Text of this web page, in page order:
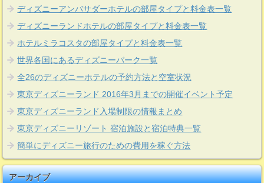
ディズニーアンバサダーホテルの部屋タイプと料金表一覧
ディズニーランドホテルの部屋タイプと料金表一覧
ホテルミラコスタの部屋タイプと料金表一覧
世界各国にあるディズニーパーク一覧
全26のディズニーホテルの予約方法と空室状況
東京ディズニーランド 2016年3月までの開催イベント予定
東京ディズニーランド入場制限の情報まとめ
東京ディズニーリゾート 宿泊施設と宿泊特典一覧
簡単にディズニー旅行のための費用を稼ぐ方法
アーカイブ